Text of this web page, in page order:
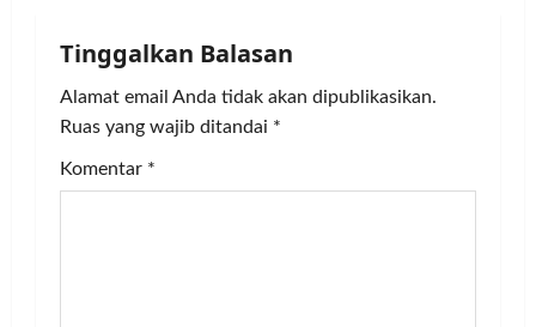
v
i
g
Tinggalkan Balasan
Alamat email Anda tidak akan dipublikasikan.
Ruas yang wajib ditandai *
Komentar *